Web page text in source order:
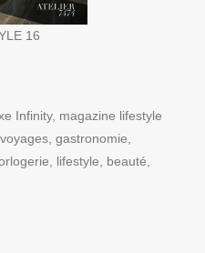
16
Infinity, magazine lifestyle
gastronomie,
lifestyle, beauté,